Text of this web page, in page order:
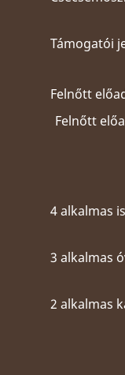
Támogatói
Felnőtt
Felnőtt
4 alkalmas
3 alkalmas
2 alkalmas